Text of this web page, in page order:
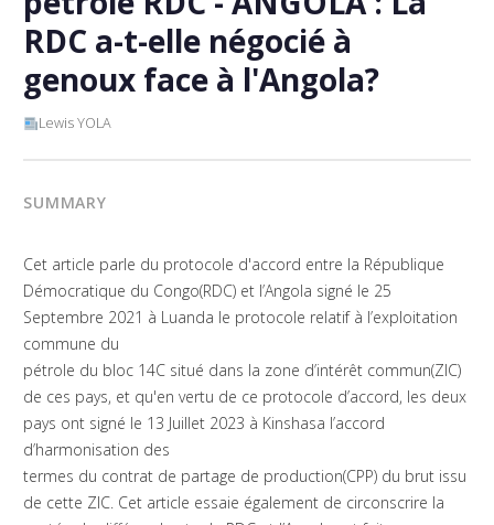
RDC a-t-elle négocié à
genoux face à l'Angola?
Lewis YOLA
SUMMARY
Cet article parle du protocole d'accord entre la République
Démocratique du Congo(RDC) et l’Angola signé le 25
Septembre 2021 à Luanda le protocole relatif à l’exploitation
commune du
pétrole du bloc 14C situé dans la zone d’intérêt commun(ZIC)
de ces pays, et qu'en vertu de ce protocole d’accord, les deux
pays ont signé le 13 Juillet 2023 à Kinshasa l’accord
d’harmonisation des
termes du contrat de partage de production(CPP) du brut issu
de cette ZIC. Cet article essaie également de circonscrire la